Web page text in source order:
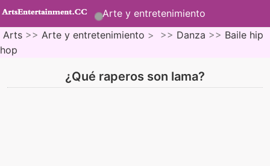
Arte y entretenimiento
Arts >> Arte y entretenimiento > >> Danza >> Baile hip
hop
¿Qué raperos son lama?